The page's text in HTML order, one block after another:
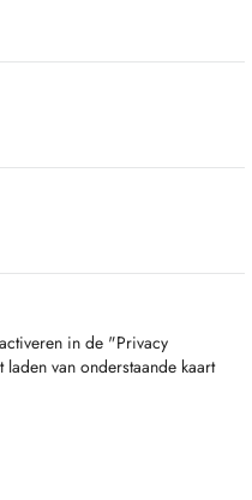
in de "Privacy
van onderstaande kaart